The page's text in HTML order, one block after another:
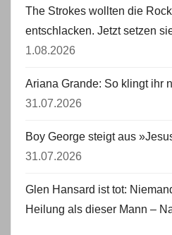
The Strokes wollten die
entschlacken. Jetzt setzen
1.08.2026
Ariana Grande: So klingt ihr
31.07.2026
Boy George steigt aus
31.07.2026
Glen Hansard ist tot:
Heilung als dieser Mann –